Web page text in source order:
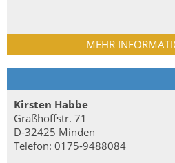
MEHR
Kirsten Habbe
Graßhoffstr. 71
D-32425 Minden
Telefon: 0175-9488084